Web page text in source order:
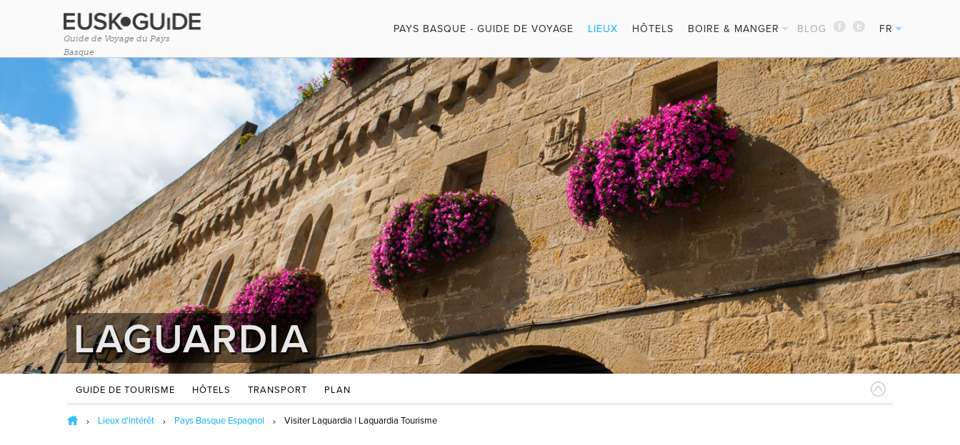
Guide de Voyage du Pays
Basque
PAYS BASQUE - GUIDE DE VOYAGE LIEUX HÔTELS
BOIRE & MANGER
PINTXOS
CIDRERIES
MICHELIN REST.
BLOG
FR
EN
ES
DE
LAGUARDIA
GUIDE DE TOURISME HÔTELS TRANSPORT PLAN
Lieux d'intérêt Pays Basque Espagnol Visiter Laguardia | Laguardia Tourisme